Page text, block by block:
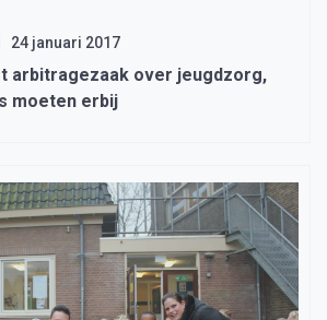
24 januari 2017
arbitragezaak over jeugdzorg,
moeten erbij